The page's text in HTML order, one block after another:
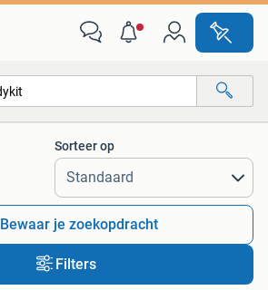
Alle afstanden…
Sorteer op
Bewaar je zoekopdracht
Filters